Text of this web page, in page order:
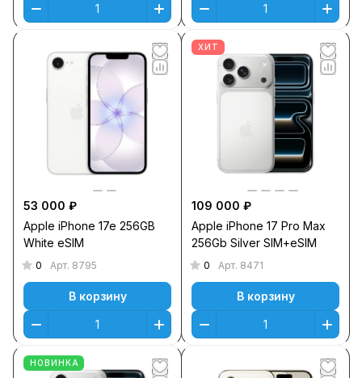
53 000 ₽
Apple iPhone 17e 256GB
White eSIM
0 Арт. 8795
В корзину
ХИТ
109 000 ₽
Apple iPhone 17 Pro Max
256Gb Silver SIM+eSIM
0 Арт. 8471
В корзину
НОВИНКА